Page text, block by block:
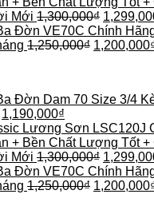
Mới 1,300,000₫
Đờn VE70C Chính
1,250,000₫ 1,200,000
Đờn Dam 70 Size 3/4
1,190,000₫
Lương Sơn LSC120J
+ Bền Chất Lượng Tốt +
Mới 1,300,000₫
Đờn VE70C Chính
1,250,000₫ 1,200,000